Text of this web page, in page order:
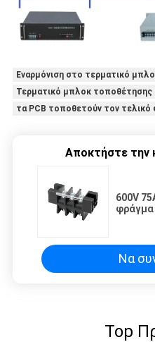
Εναρμόνιση στο τερματικό
Τερματικό μπλοκ τοποθέτησης
τα PCB τοποθετούν τον τελικό
Αποκτήστε την
600V
φράγμα
Να
Top